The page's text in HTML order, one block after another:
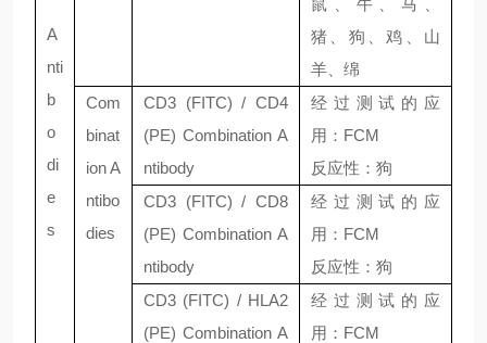
A
nti
b
o
di
e
s
鼠、牛、马、
猪、狗、鸡、山
羊、绵
Com
binat
ion A
ntibo
dies
CD3 (FITC) / CD4
(PE) Combination A
ntibody
经过测试的应
用： FCM
反应性：狗
CD3 (FITC) / CD8
(PE) Combination A
ntibody
经过测试的应
用： FCM
反应性：狗
CD3 (FITC) / HLA2
(PE) Combination A
经过测试的应
用： FCM